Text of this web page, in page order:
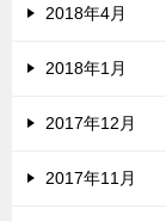
2018年4月
2018年1月
2017年12月
2017年11月